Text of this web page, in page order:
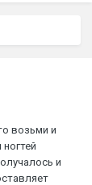
возьми и
и